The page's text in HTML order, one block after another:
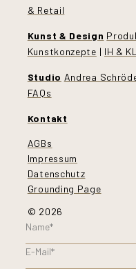
& Retail
Kunst & Design
Kunstkonzepte | IH &
Studio Andrea
FAQs
Kontakt
AGBs
Impressum
Datenschutz
Grounding Page
© 2026